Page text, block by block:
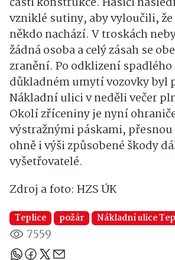
vzniklé sutiny, aby vyloučili,
někdo nachází. V troskách
žádná osoba a celý zásah se
zranění. Po odklizení spadlého
důkladném umytí vozovky byl
Nákladní ulici v neděli večer
Okolí zříceniny je nyní
výstražnými páskami,
ohně i výši způsobené škody
vyšetřovatelé.
Zdroj a foto: HZS ÚK
Teplice požár Nákladní ulice
7559